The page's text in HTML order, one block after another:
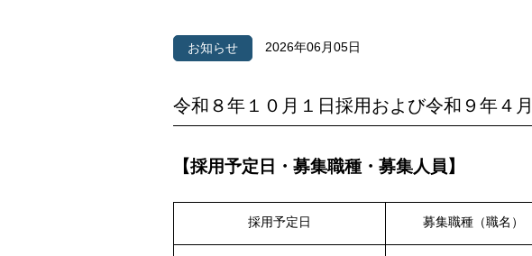
お知らせ 2026年06月05日
令和８年１０月１日採用および令和９年
【採用予定日・募集職種・募集人員】
採用予定日 募集職種（職名）